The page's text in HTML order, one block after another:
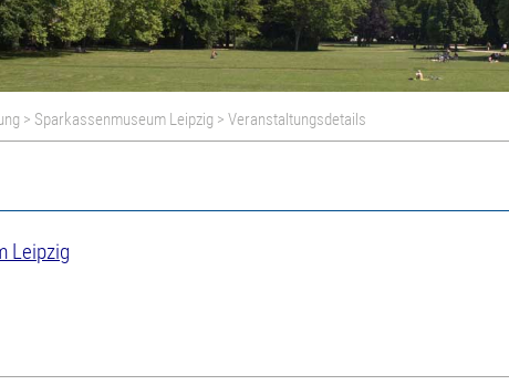
> Sparkassenmuseum Leipzig > Veranstaltungsdetails
Leipzig